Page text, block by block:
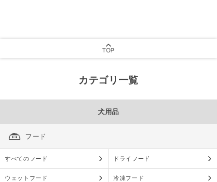
TOP
カテゴリ一覧
犬用品
フード
すべてのフード ドライフード
ウェットフード 冷凍フード